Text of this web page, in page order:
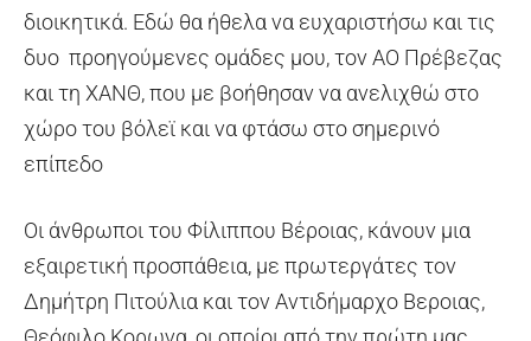
διοικητικά. Εδώ θα ήθελα να ευχαριστήσω και τις
δυο προηγούμενες ομάδες μου, τον ΑΟ Πρέβεζας
και τη ΧΑΝΘ, που με βοήθησαν να ανελιχθώ στο
χώρο του βόλεϊ και να φτάσω στο σημερινό
επίπεδο
Οι άνθρωποι του Φίλιππου Βέροιας, κάνουν μια
εξαιρετική προσπάθεια, με πρωτεργάτες τον
Δημήτρη Πιτούλια και τον Αντιδήμαρχο Βεροιας,